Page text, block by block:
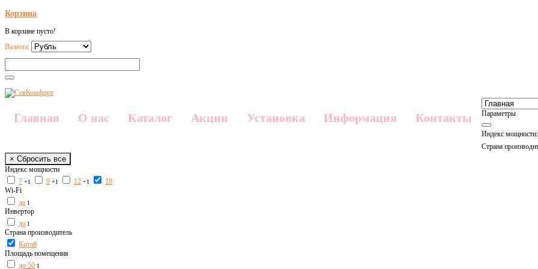
Корзина
В корзине пусто!
Валюта:
Главная О нас Каталог Акции Установка Информация Контакты Параметры
Индекс мощности:
Страна
× Сбросить все
Индекс мощности
7 +1 9 +1 12 +1
18
Wi-Fi
да 1
Инвертор
да 1
Страна производитель
Китай
Площадь помещения
до 50 1